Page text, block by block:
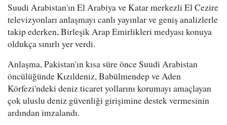
Suudi Arabistan'ın El Arabiya ve Katar merkezli El Cezire
televizyonları anlaşmayı canlı yayınlar ve geniş analizlerle
takip ederken, Birleşik Arap Emirlikleri medyası konuya
oldukça sınırlı yer verdi.
Anlaşma, Pakistan'ın kısa süre önce Suudi Arabistan
öncülüğünde Kızıldeniz, Babülmendep ve Aden
Körfezi'ndeki deniz ticaret yollarını korumayı amaçlayan
çok uluslu deniz güvenliği girişimine destek vermesinin
ardından imzalandı.